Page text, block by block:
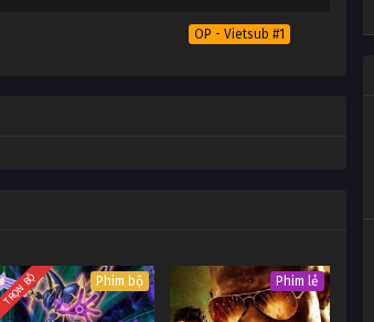
OP - Vietsub #1
TRỌN BỘ Phim bộ Phim lẻ